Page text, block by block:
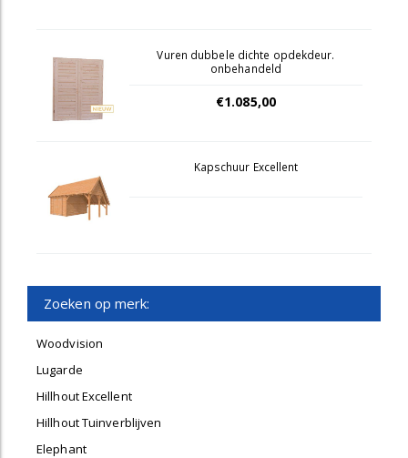
Vuren dubbele dichte opdekdeur.
onbehandeld
€1.085,00
Kapschuur Excellent
Zoeken op merk:
Woodvision
Lugarde
Hillhout Excellent
Hillhout Tuinverblijven
Elephant